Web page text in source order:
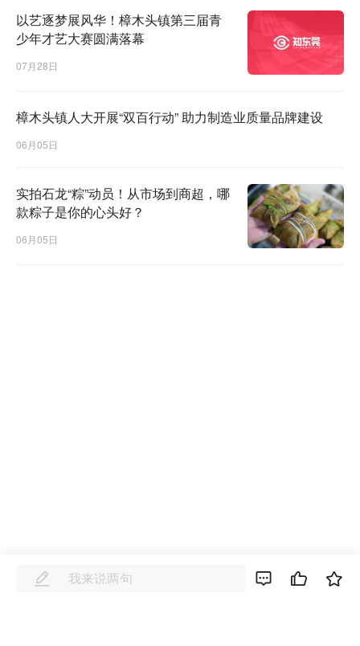
以艺逐梦展风华！樟木头镇第三届青
少年才艺大赛圆满落幕
07月28日
樟木头镇人大开展“双百行动” 助力制造业质量品牌建设
06月05日
实拍石龙“粽”动员！从市场到商超，哪
款粽子是你的心头好？
06月05日